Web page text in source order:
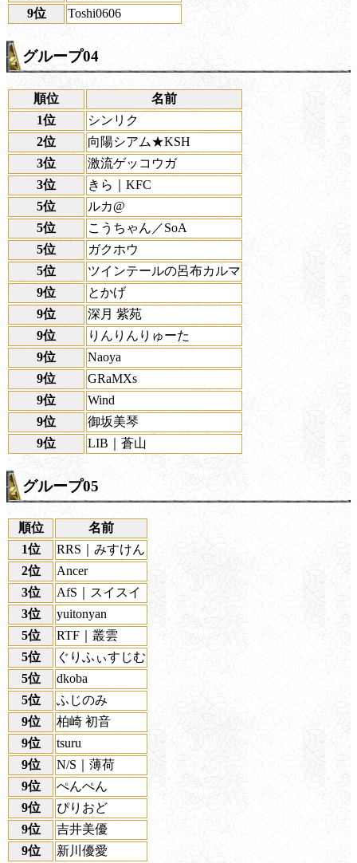
9位
Toshi0606
グループ04
順位
名前
1位
シンリク
2位
向陽シアム★KSH
3位
激流ゲッコウガ
3位
きら｜KFC
5位
ルカ@
5位
こうちゃん／SoA
5位
ガクホウ
5位
ツインテールの呂布カルマ
9位
とかげ
9位
深月 紫苑
9位
りんりんりゅーた
9位
Naoya
9位
GRaMXs
9位
Wind
9位
御坂美琴
9位
LIB｜蒼山
グループ05
順位
名前
1位
RRS｜みすけん
2位
Ancer
3位
AfS｜スイスイ
3位
yuitonyan
5位
RTF｜叢雲
5位
ぐりふぃすじむ
5位
dkoba
5位
ふじのみ
9位
柏崎 初音
9位
tsuru
9位
N/S｜薄荷
9位
ぺんぺん
9位
ぴりおど
9位
吉井美優
9位
新川優愛